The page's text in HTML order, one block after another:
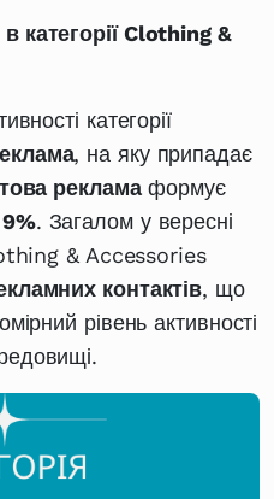
категорії Clothing &
категорії
, на яку припадає
рекламаформує
9%. Загалом у вересні
& Accessories
контактів, що
рівень активності